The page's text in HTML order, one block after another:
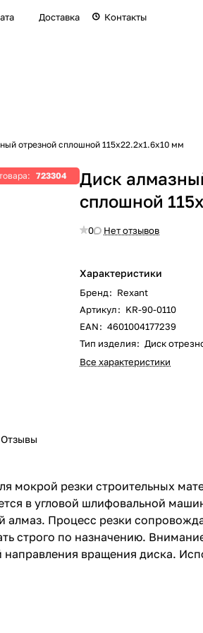
Доставка Контакты
отрезной сплошной 115x22.2x1.6x10 мм
723304
Диск
сплошной
0 Нет отзывов
Характеристики
Бренд: Rexant
Артикул: KR-90-0110
EAN: 4601004177239
Тип изделия: Диск
Все характеристики
Отзывы
мокрой резки строительных
в угловой шлифовальной
алмаз. Процесс резки
строго по назначению.
вращения диска.